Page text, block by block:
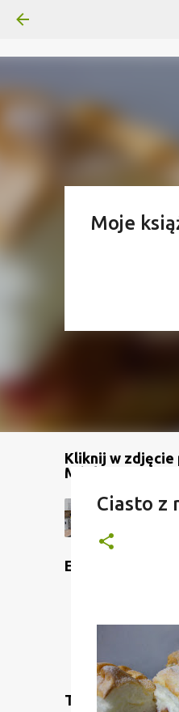
Kliknij w zdjęcie
Moje
Mój kanał na
Etykiety
Translate
Ciasto z